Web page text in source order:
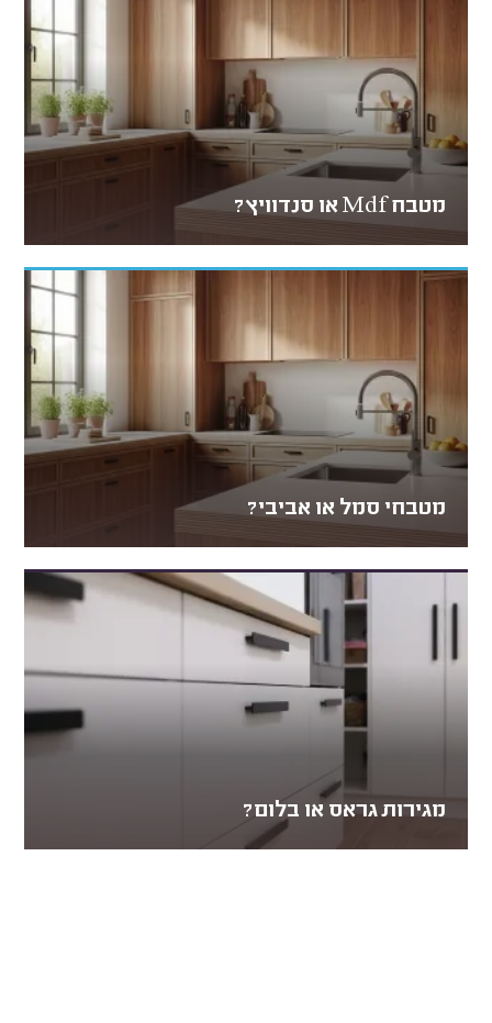
מטבח Mdf או סנדוויץ?
מטבחי סמל או אביבי?
מגירות גראס או בלום?